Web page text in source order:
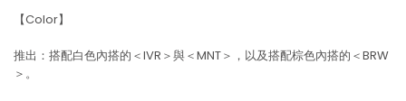
【Color】
推出：搭配白色內搭的＜IVR＞與＜MNT＞，以及搭配棕色內搭的＜BRW
＞。